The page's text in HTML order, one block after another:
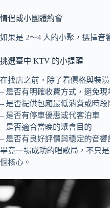
情侶或小團體約會
如果是 2～4 人的小聚，選擇音
挑選臺中 KTV 的小提醒
在找店之前，除了看價格與裝
– 是否有明確收費方式，避免現
– 是否提供包廂最低消費或時段
– 是否有停車優惠或代客泊車
– 是否適合當晚的聚會目的
– 是否有良好評價與穩定的音響
畢竟一場成功的唱歌局，不只
個核心。